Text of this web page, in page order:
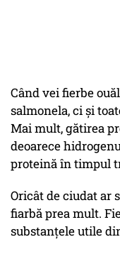
Când vei fierbe
salmonela, ci și
Mai mult, gătirea
deoarece
proteină în timpul
Oricât de ciudat ar
fiarbă prea mult.
substanțele utile